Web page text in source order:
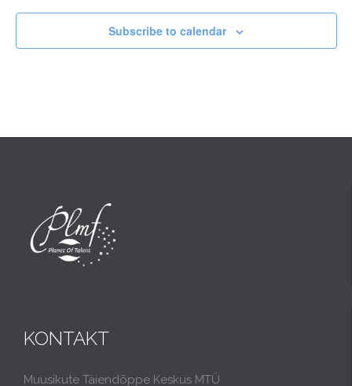
Subscribe to calendar
KONTAKT
Muusikute Täiendõppe Keskus MTÜ